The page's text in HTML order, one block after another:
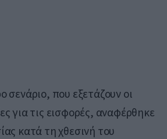
σενάριο, που εξετάζουν οι
για τις εισφορές, αναφέρθηκε
κατά τη χθεσινή του